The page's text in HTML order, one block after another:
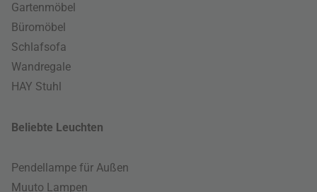
Gartenmöbel
Büromöbel
Schlafsofa
Wandregale
HAY Stuhl
Beliebte Leuchten
Pendellampe für Außen
Muuto Lampen